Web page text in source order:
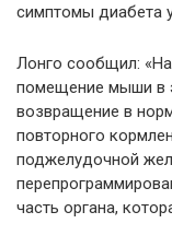
симптомы диабета
Лонго сообщил:
помещение мыши в
возвращение в
повторного
поджелудочной
часть органа,